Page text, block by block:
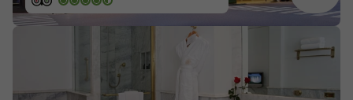
Blog TopViagens
Área de Cliente